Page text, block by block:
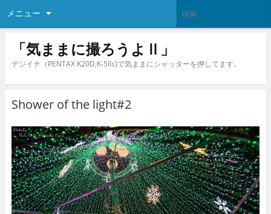
メニュー
「気ままに撮ろうよⅡ」
デジイチ（PENTAX K20D,K-5lls)で気ままにシャッターを押してます。
Shower of the light#2